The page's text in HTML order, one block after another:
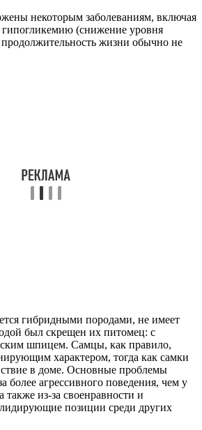
некоторым заболеваниям, включая
гипогликемию (снижение уровня
жизни обычно не
гибридными породами, не имеет
был скрещен их питомец: с
шпицем. Самцы, как правило,
характером, тогда как самки
в доме. Основные проблемы
более агрессивного поведения, чем у
также из-за своенравности и
позиции среди других